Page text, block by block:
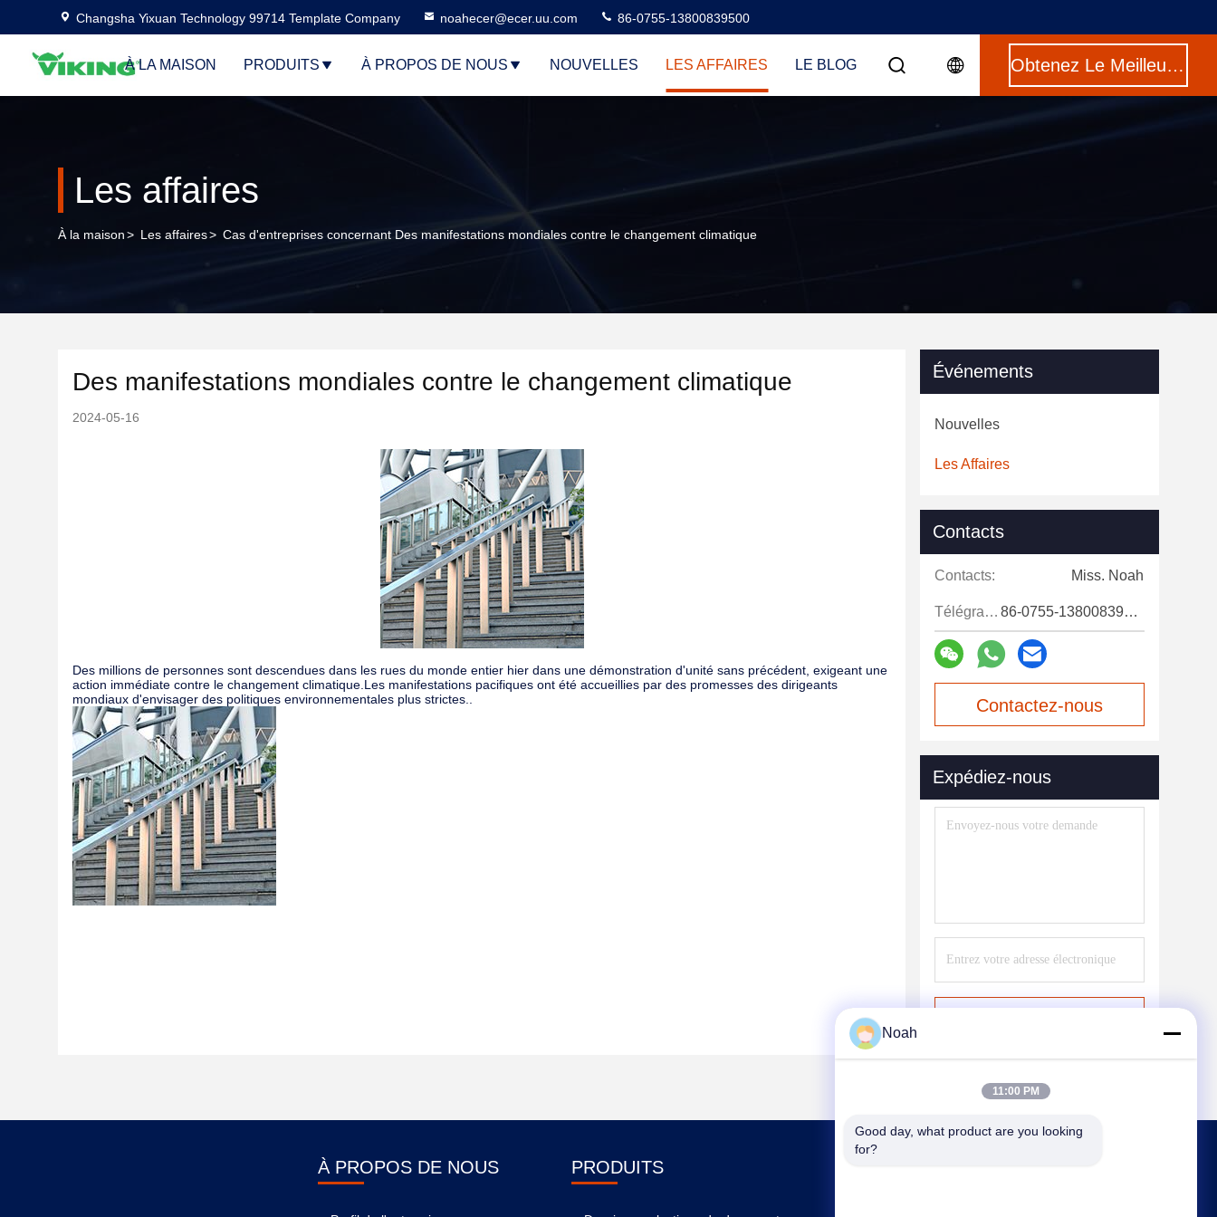
Changsha Yixuan Technology 99714 Template Company noahecer@ecer.uu.com 86-0755-13800839500
À LA MAISON PRODUITS À PROPOS DE NOUS NOUVELLES LES AFFAIRES LE BLOG Obtenez Le Meilleur Prix
Les affaires
À la maison> Les affaires> Cas d'entreprises concernant Des manifestations mondiales contre le changement climatique
Des manifestations mondiales contre le changement climatique
2024-05-16
Des millions de personnes sont descendues dans les rues du monde entier hier dans une démonstration d'unité sans précédent, exigeant une
action immédiate contre le changement climatique.Les manifestations pacifiques ont été accueillies par des promesses des dirigeants
mondiaux d'envisager des politiques environnementales plus strictes..
Événements
Nouvelles
Les Affaires
Contacts
Contacts: Miss. Noah
Télégramme: 86-0755-13800839500
Contactez-nous
Expédiez-nous
À PROPOS DE NOUS PRODUITS
Noah
11:00 PM
Good day, what product are you looking
for?